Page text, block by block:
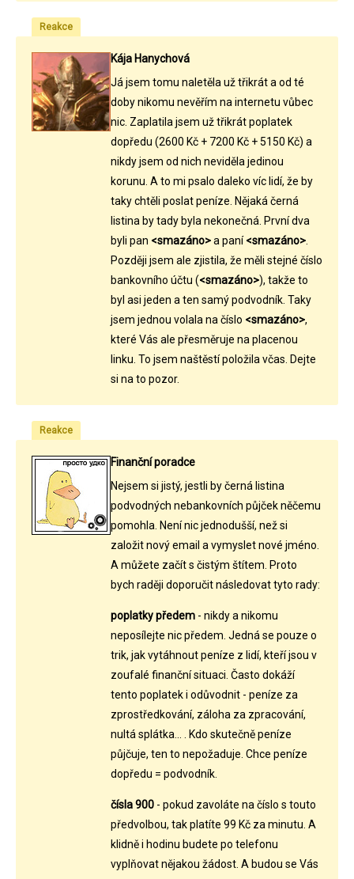
Reakce
Kája Hanychová
Já jsem tomu naletěla už třikrát a od té
doby nikomu nevěřím na internetu vůbec
nic. Zaplatila jsem už třikrát poplatek
dopředu (2600 Kč + 7200 Kč + 5150 Kč) a
nikdy jsem od nich neviděla jedinou
korunu. A to mi psalo daleko víc lidí, že by
taky chtěli poslat peníze. Nějaká černá
listina by tady byla nekonečná. První dva
byli pan <smazáno>a paní<smazáno>
Později jsem ale zjistila, že měli stejné číslo
bankovního účtu (<smazáno>), takže to
byl asi jeden a ten samý podvodník. Taky
jsem jednou volala na číslo <smazáno>,
které Vás ale přesměruje na placenou
linku. To jsem naštěstí položila včas. Dejte
si na to pozor.
Reakce
Finanční poradce
Nejsem si jistý, jestli by černá listina
podvodných nebankovních půjček něčemu
pomohla. Není nic jednodušší, než si
založit nový email a vymyslet nové jméno.
A můžete začít s čistým štítem. Proto
bych raději doporučit následovat tyto rady:
poplatky předem - nikdy a nikomu
neposílejte nic předem. Jedná se pouze o
trik, jak vytáhnout peníze z lidí, kteří jsou v
zoufalé finanční situaci. Často dokáží
tento poplatek i odůvodnit - peníze za
zprostředkování, záloha za zpracování,
nultá splátka... . Kdo skutečně peníze
půjčuje, ten to nepožaduje. Chce peníze
dopředu = podvodník.
čísla 900 - pokud zavoláte na číslo s touto
předvolbou, tak platíte 99 Kč za minutu. A
klidně i hodinu budete po telefonu
vyplňovat nějakou žádost. A budou se Vás